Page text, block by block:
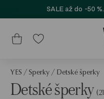
SALE až do -50
YES /Sperky / Detské šperky
Detské šperky